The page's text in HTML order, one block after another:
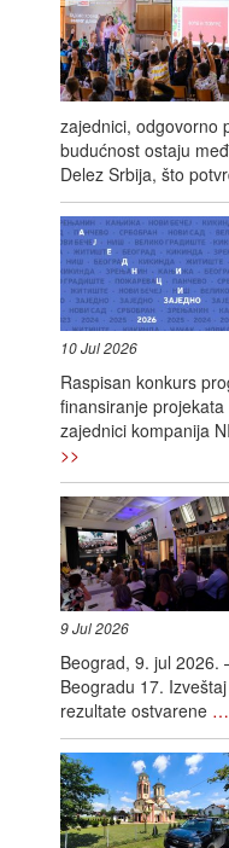
zajednici, odgovorno
budućnost ostaju
Delez Srbija, što
10 Jul 2026
Raspisan konkurs
finansiranje
zajednici kompanija
>>
9 Jul 2026
Beograd, 9. jul 2026.
Beogradu 17.
rezultate ostvarene …